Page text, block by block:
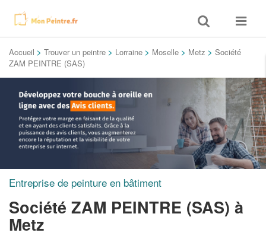
Toggle
search
Toggle
Accueil > Trouver un peintre > Lorraine > Moselle > Metz > Société
ZAM PEINTRE (SAS)
Entreprise de peinture en bâtiment
Société ZAM PEINTRE (SAS) à
Metz